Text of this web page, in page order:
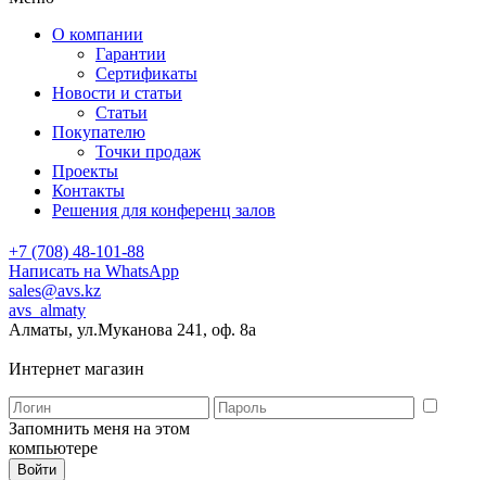
О компании
Гарантии
Сертификаты
Новости и статьи
Статьи
Покупателю
Точки продаж
Проекты
Контакты
Решения для конференц залов
+7 (708) 48-101-88
Написать на WhatsApp
sales@avs.kz
avs_almaty
Алматы, ул.Муканова 241, оф. 8а
Интернет магазин
Запомнить меня на этом
компьютере